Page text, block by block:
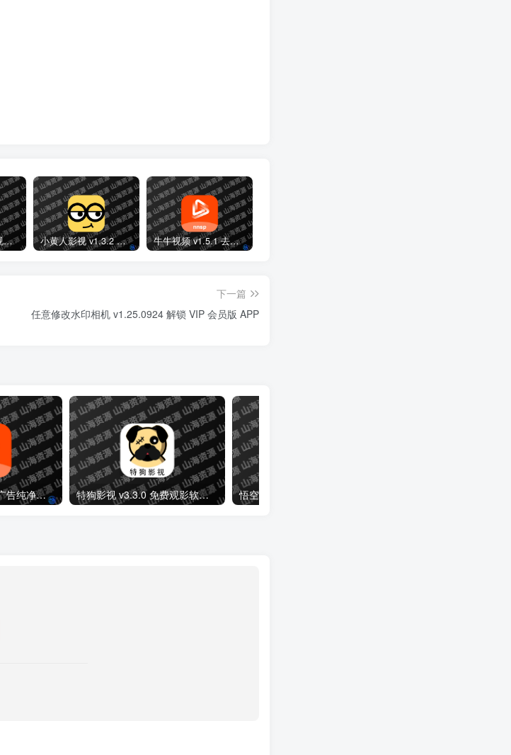
永久影视(免费影视播放软件)v1.1.8 解锁去广告纯净版 小黄人影视 v1.3.2 免费高清影视剧集短剧去广告纯净版 牛牛视频 v1.5.1 去广告纯净版APP下载
下一篇
任意修改水印相机 v1.25.0924 解锁 VIP 会员版 APP
牛牛视频 v1.5.1 去广告纯净版APP下载 特狗影视 v3.3.0 免费观影软件，海量优质内容，去广告版